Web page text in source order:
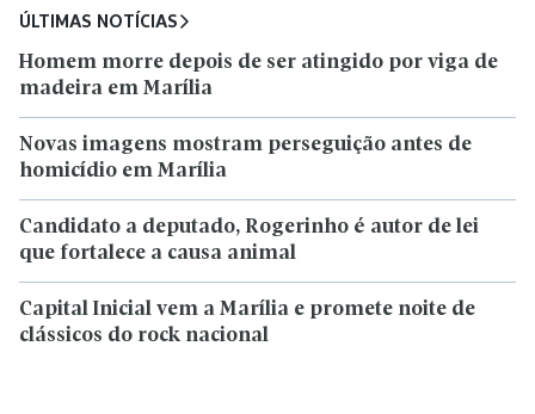
ÚLTIMAS NOTÍCIAS
Homem morre depois de ser atingido por viga de
madeira em Marília
Novas imagens mostram perseguição antes de
homicídio em Marília
Candidato a deputado, Rogerinho é autor de lei
que fortalece a causa animal
Capital Inicial vem a Marília e promete noite de
clássicos do rock nacional